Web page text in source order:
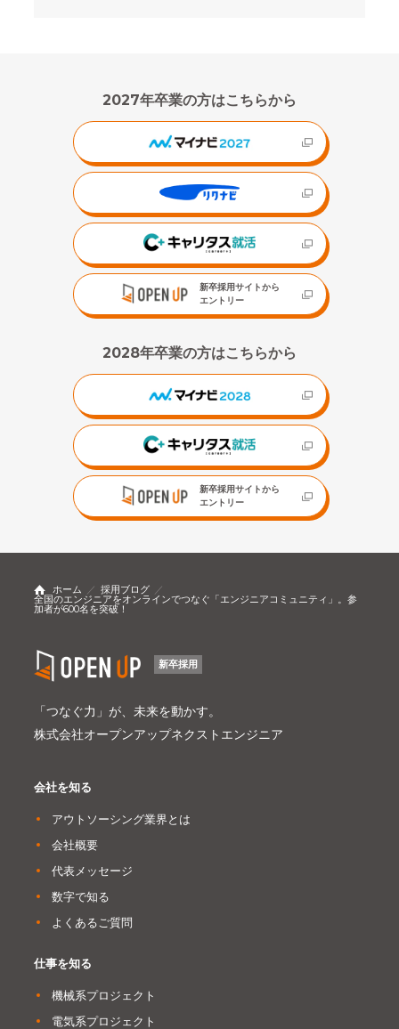
2027年卒業の方はこちらから
新卒採用サイトから
エントリー
2028年卒業の方はこちらから
新卒採用サイトから
エントリー
ホーム 採用ブログ
全国のエンジニアをオンラインでつなぐ「エンジニアコミュニティ」。参
加者が600名を突破！
会社を知る
アウトソーシング業界とは
会社概要
代表メッセージ
数字で知る
よくあるご質問
仕事を知る
機械系プロジェクト
電気系プロジェクト
新卒採用
「つなぐ力」が、未来を動かす。
株式会社オープンアップネクストエンジニア